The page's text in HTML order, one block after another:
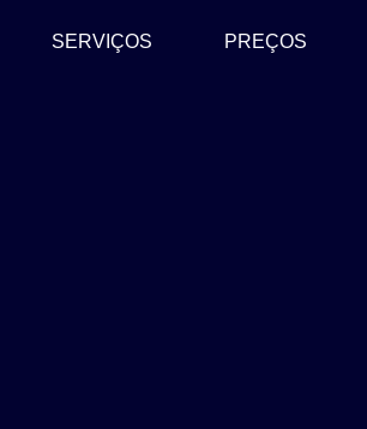
SERVIÇOS PREÇOS